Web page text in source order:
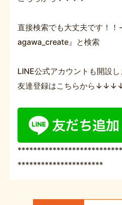
直接検索でも大丈夫です！
agawa_create』と検索
LINE公式アカウントも開設し
友達登録はこちらから
**********************